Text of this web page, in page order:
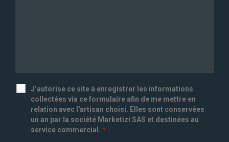
J’autorise ce site à enregistrer les informations
collectées via ce formulaire afin de me mettre en
relation avec l'artisan choisi. Elles sont conservées
un an par la société Marketizi SAS et destinées au
service commercial. *